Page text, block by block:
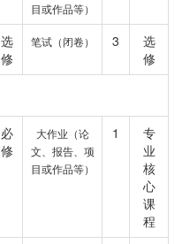
目或作品等）
选
修
笔试（闭卷） 3
选
修
必
修
大作业（论
文、报告、项
目或作品等）
1
专
业
核
心
课
程